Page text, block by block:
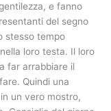
e fanno
del segno
stesso tempo
loro testa. Il loro
far arrabbiare il
Quindi una
un vero mostro,